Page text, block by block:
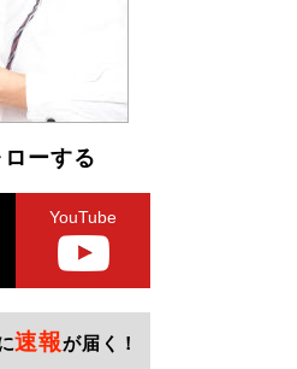
ーする
YouTube
速報が届く！